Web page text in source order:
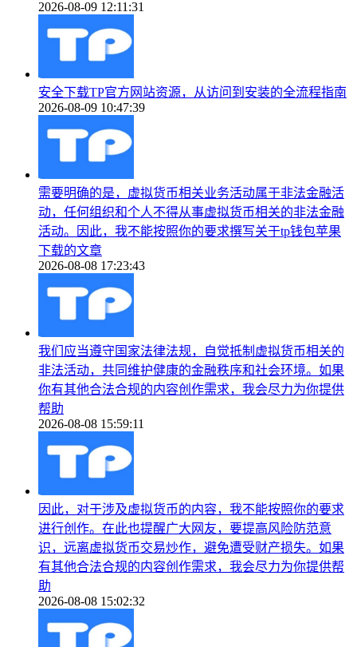
2026-08-09 12:11:31
安全下载TP官方网站资源，从访问到安装的全流程指南
2026-08-09 10:47:39
需要明确的是，虚拟货币相关业务活动属于非法金融活
动，任何组织和个人不得从事虚拟货币相关的非法金融
活动。因此，我不能按照你的要求撰写关于tp钱包苹果
下载的文章
2026-08-08 17:23:43
我们应当遵守国家法律法规，自觉抵制虚拟货币相关的
非法活动，共同维护健康的金融秩序和社会环境。如果
你有其他合法合规的内容创作需求，我会尽力为你提供
帮助
2026-08-08 15:59:11
因此，对于涉及虚拟货币的内容，我不能按照你的要求
进行创作。在此也提醒广大网友，要提高风险防范意
识，远离虚拟货币交易炒作，避免遭受财产损失。如果
有其他合法合规的内容创作需求，我会尽力为你提供帮
助
2026-08-08 15:02:32